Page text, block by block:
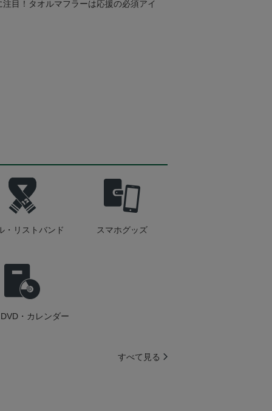
目！タオルマフラーは応援の必須アイ
・リストバンド スマホグッズ
・カレンダー
すべて見る